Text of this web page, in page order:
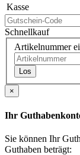
Kasse
Schnellkauf
Artikelnummer
Los
×
Ihr
Sie können Ihr
Guthaben beträgt: